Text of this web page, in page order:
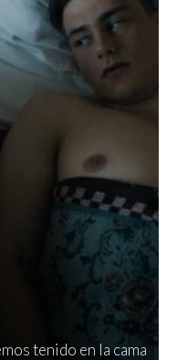
tenido en la cama